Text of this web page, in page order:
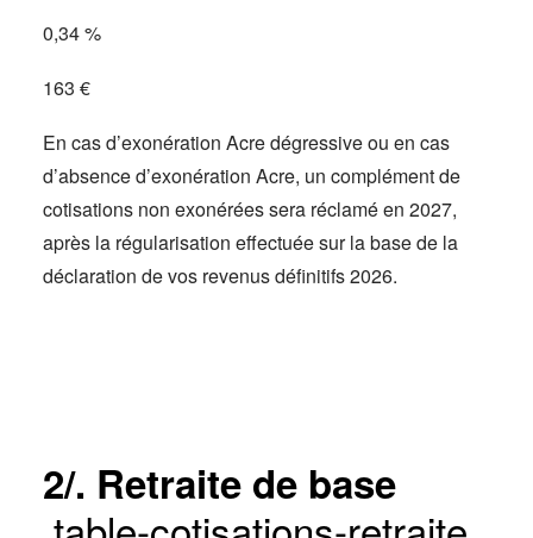
0,34 %
163 €
En cas d’exonération Acre dégressive ou en cas
d’absence d’exonération Acre, un complément de
cotisations non exonérées sera réclamé en 2027,
après la régularisation effectuée sur la base de la
déclaration de vos revenus définitifs 2026.
2/. Retraite de base